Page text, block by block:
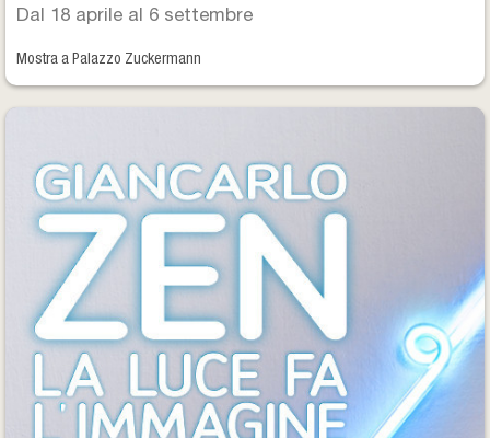
Dal 18 aprile al 6 settembre
Mostra a Palazzo Zuckermann